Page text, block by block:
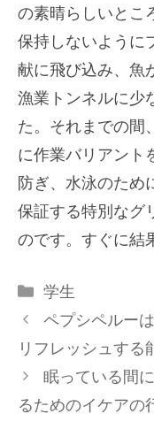
の素晴らしいとこ
保持しないように
献に飛び込み、魚
漁業トンネルに少
た。それまでの間
に作業バリアント
防ぎ、水泳のため
保証する特別なグ
のです。すぐに結
カ
テ
リ
ー
学生
ペプシペルー
リフレッシュする
眠っている間
るためのイケアの